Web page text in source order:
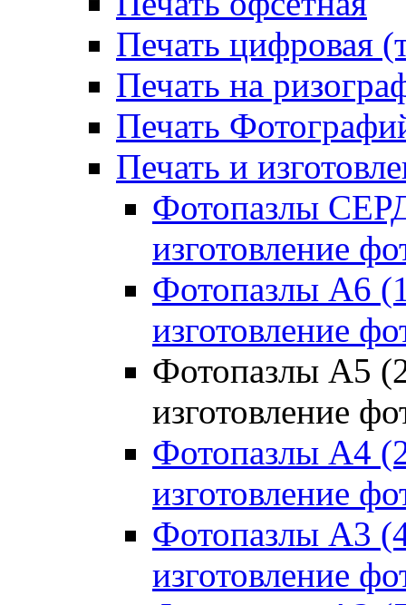
Печать цифровая
Печать на
Печать
Печать и
Фотопазлы
изготовление
Фотопазлы А6
изготовление
Фотопазлы А5
изготовление
Фотопазлы А4
изготовление
Фотопазлы А3
изготовление